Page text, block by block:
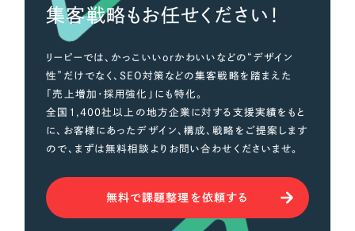
集客戦略もお任せください！
リーピーでは、かっこいいorかわいいなどの“デザイン
性”だけでなく、SEO対策などの集客戦略を踏まえた
「売上増加・採用強化」にも特化。
全国1,400社以上の地方企業に対する支援実績をもと
に、お客様にあったデザイン、構成、戦略をご提案します
ので、まずは無料相談よりお問い合わせくださいませ。
無料で課題整理を依頼する